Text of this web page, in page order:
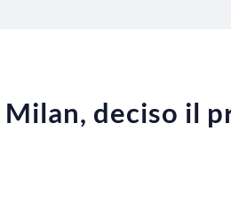
deciso il